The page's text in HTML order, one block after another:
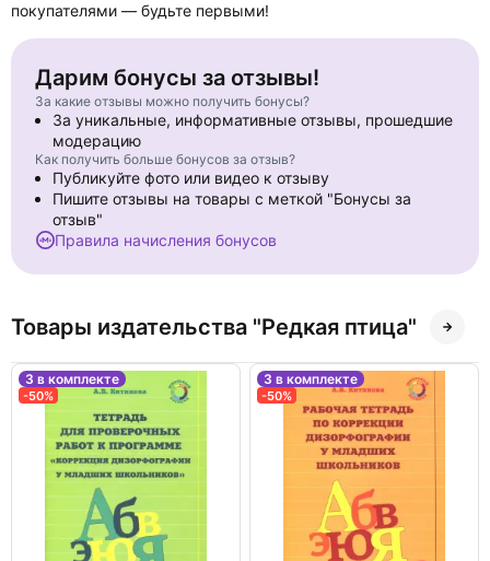
покупателями — будьте первыми!
Дарим бонусы за отзывы!
За какие отзывы можно получить бонусы?
За уникальные, информативные отзывы, прошедшие
модерацию
Как получить больше бонусов за отзыв?
Публикуйте фото или видео к отзыву
Пишите отзывы на товары с меткой "Бонусы за
отзыв"
Правила начисления бонусов
Товары издательства "Редкая птица"
3 в комплекте
-50%
3 в комплекте
-50%